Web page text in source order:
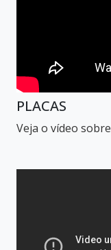
PLACAS
Veja o vídeo